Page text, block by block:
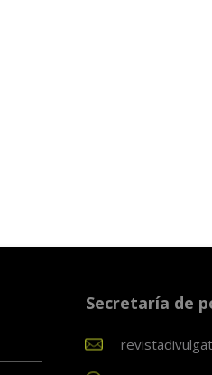
Secretaría de